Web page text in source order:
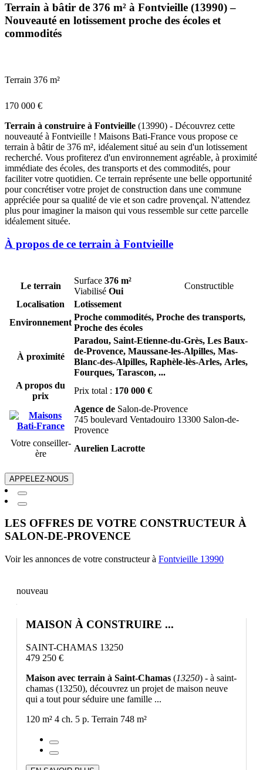
Terrain à bâtir de 376 m² à Fontvieille (13990) –
Nouveauté en lotissement proche des écoles et
commodités
Terrain 376 m²
170 000 €
Terrain à construire à Fontvieille (13990) - Découvrez cette
nouveauté à Fontvieille ! Maisons Bati-France vous propose ce
terrain à bâtir de 376 m², idéalement situé au sein d'un lotissement
recherché. Vous profiterez d'un environnement agréable, à proximité
immédiate des écoles, des transports et des commodités, pour
faciliter votre quotidien. Ce terrain représente une belle opportunité
pour concrétiser votre projet de construction dans une commune
appréciée pour sa qualité de vie et son cadre provençal. N'attendez
plus pour imaginer la maison qui vous ressemble sur cette parcelle
idéalement située.
À propos de ce terrain à Fontvieille
Le terrain
Surface 376 m²
Viabilisé Oui
Constructible
Localisation
Lotissement
Environnement
Proche commodités, Proche des transports,
Proche des écoles
À proximité
Paradou, Saint-Etienne-du-Grès, Les Baux-
de-Provence, Maussane-les-Alpilles, Mas-
Blanc-des-Alpilles, Raphèle-lès-Arles, Arles,
Fourques, Tarascon, ...
A propos du
prix
Prix total : 170 000 €
Agence de Salon-de-Provence
745 boulevard Ventadouiro 13300 Salon-de-
Provence
Votre conseiller-
ère
Aurelien Lacrotte
APPELEZ-NOUS
LES OFFRES DE VOTRE CONSTRUCTEUR À
SALON-DE-PROVENCE
Voir les annonces de votre constructeur à Fontvieille 13990
nouveau
MAISON À CONSTRUIRE ...
SAINT-CHAMAS 13250
479 250 €
Maison avec terrain à Saint-Chamas (13250) - à saint-
chamas (13250), découvrez un projet de maison neuve
qui a tout pour séduire une famille ...
120 m² 4 ch. 5 p. Terrain 748 m²